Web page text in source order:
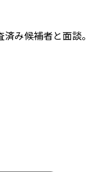
み候補者と面談。